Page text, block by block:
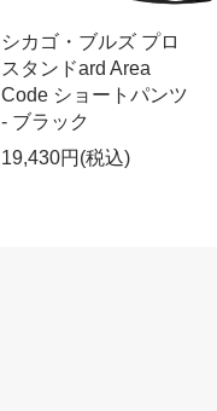
シカゴ・ブルズ プロ
スタンドard Area
Code ショートパンツ
- ブラック
19,430円(税込)